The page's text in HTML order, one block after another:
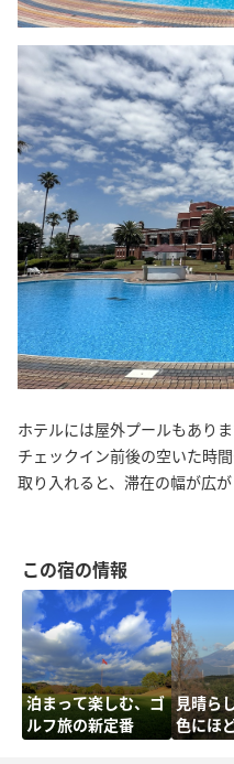
ホテルには屋外プールもありま
チェックイン前後の空いた時
取り入れると、滞在の幅が広が
この宿の情報
泊まって楽しむ、ゴ
ルフ旅の新定番
見晴ら
色にほ